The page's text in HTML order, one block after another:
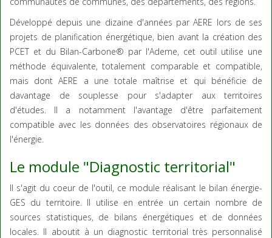
Développé depuis une dizaine d'années par AERE lors de ses
projets de planification énergétique, bien avant la création des
PCET et du Bilan-Carbone® par l'Ademe, cet outil utilise une
méthode équivalente, totalement comparable et compatible,
mais dont AERE a une totale maîtrise et qui bénéficie de
davantage de souplesse pour s'adapter aux territoires
d'études. Il a notamment l'avantage d'être parfaitement
compatible avec les données des observatoires régionaux de
l'énergie.
Le module "Diagnostic territorial"
Il s'agit du coeur de l'outil, ce module réalisant le bilan énergie-
GES du territoire. Il utilise en entrée un certain nombre de
sources statistiques, de bilans énergétiques et de données
locales. Il aboutit à un diagnostic territorial très personnalisé